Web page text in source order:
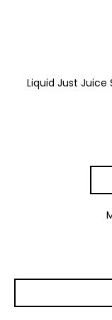
Liquid Just Juice